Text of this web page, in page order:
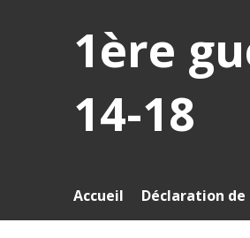
1ère
14-18
Accueil Déclaration